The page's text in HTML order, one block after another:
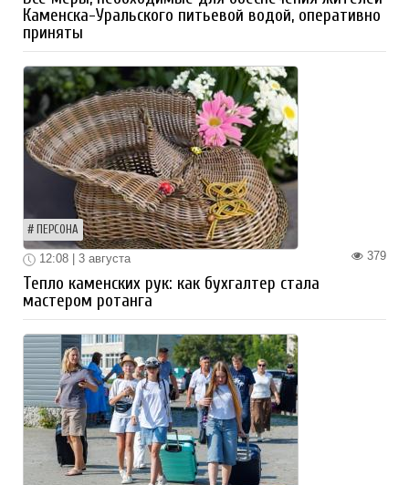
Каменска-Уральского питьевой водой, оперативно
приняты
ПЕРСОНА
379
12:08 | 3 августа
Тепло каменских рук: как бухгалтер стала
мастером ротанга